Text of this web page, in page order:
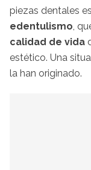
piezas dentales
edentulismo,
calidad de vida
estético. Una
la han originado.